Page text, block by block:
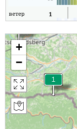
ветер 1
+
−